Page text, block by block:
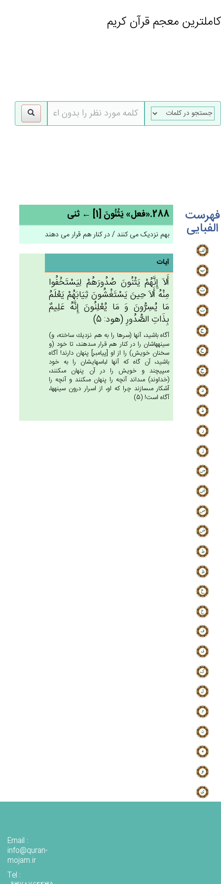
کاملترین معجم قرآن کریم
فهرست
الفبایی
288.«فعل» يَثْنُون‌َ [1] ← ثنی
بهم نزدیک می کنند / در کنار هم قرار می دهند
آیات
أَلاَ إِنَّهُم‌ْ يَثْنُون‌َ صُدُورَهُم‌ْ لِيَسْتَخْفُوا
مِنْه‌ُ أَلاَ حِين‌َ يَسْتَغْشُون‌َ ثِيَابَهُم‌ْ يَعْلَم‌ُ
مَا يُسِرُّون‌َ وَ مَا يُعْلِنُون‌َ إِنَّه‌ُ عَلِيم‌ٌ
بِذَات‌ِ الصُّدُورِ (هود: 5)
آگاه باشيد، آنها (سرها را به هم نزديك ساخته، و)
سينه‏هاشان را در كنار هم قرار مى‏دهند، تا خود (و
سخنان خويش) را از او [پيامبر] پنهان دارند! آگاه
باشيد، آن گاه كه آنها لباسهايشان را به خود
مى‏پيچند و خويش را در آن پنهان مى‏كنند،
(خداوند) مى‏داند آنچه را پنهان مى‏كنند و آنچه را
آشكار مى‏سازند چرا كه او، از اسرار درون سينه‏ها،
آگاه است! (5)
Email :
info@quran-
mojam.ir
Tel :